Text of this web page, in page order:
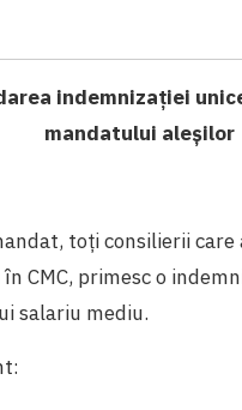
indemnizației
mandatului aleșilor
toți consilierii care
CMC, primesc o
salariu mediu.